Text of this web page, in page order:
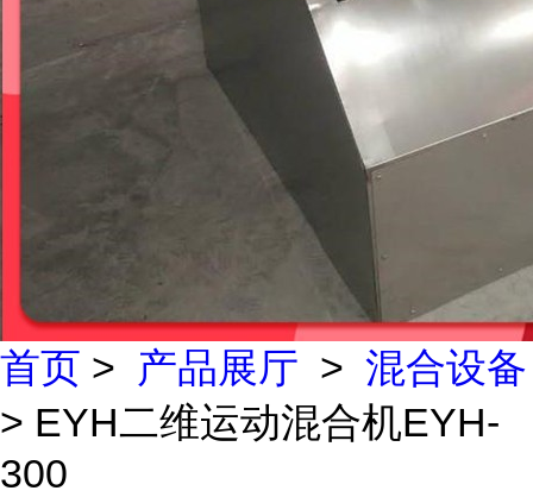
首页 > 产品展厅 > 混合设备
> EYH二维运动混合机EYH-
300